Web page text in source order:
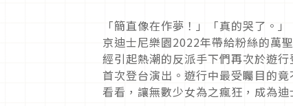
「簡直像在作夢！」「真的哭了。
京迪士尼樂園2022年帶給粉絲的萬
經引起熱潮的反派手下們再次於遊
首次登台演出。遊行中最受矚目的
看看，讓無數少女為之瘋狂，成為